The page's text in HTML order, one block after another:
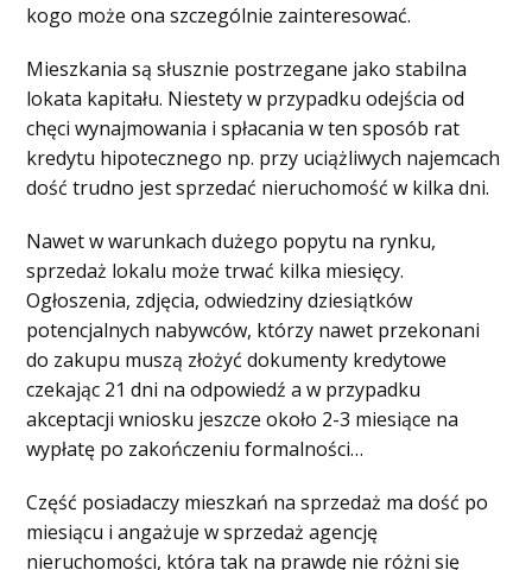
kogo może ona szczególnie zainteresować.
Mieszkania są słusznie postrzegane jako stabilna
lokata kapitału. Niestety w przypadku odejścia od
chęci wynajmowania i spłacania w ten sposób rat
kredytu hipotecznego np. przy uciążliwych najemcach
dość trudno jest sprzedać nieruchomość w kilka dni.
Nawet w warunkach dużego popytu na rynku,
sprzedaż lokalu może trwać kilka miesięcy.
Ogłoszenia, zdjęcia, odwiedziny dziesiątków
potencjalnych nabywców, którzy nawet przekonani
do zakupu muszą złożyć dokumenty kredytowe
czekając 21 dni na odpowiedź a w przypadku
akceptacji wniosku jeszcze około 2-3 miesiące na
wypłatę po zakończeniu formalności…
Część posiadaczy mieszkań na sprzedaż ma dość po
miesiącu i angażuje w sprzedaż agencję
nieruchomości, która tak na prawdę nie różni się